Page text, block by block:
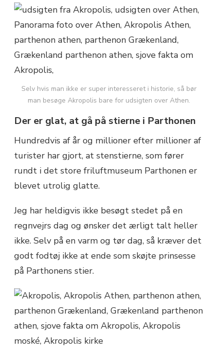
Selv hvis man ikke er super interesseret i historie, så bør
man besøge Akropolis bare for udsigten over Athen.
Der er glat, at gå på stierne i Parthonen
Hundredvis af år og millioner efter millioner af
turister har gjort, at stenstierne, som fører
rundt i det store friluftmuseum Parthonen er
blevet utrolig glatte.
Jeg har heldigvis ikke besøgt stedet på en
regnvejrs dag og ønsker det ærligt talt heller
ikke. Selv på en varm og tør dag, så kræver det
godt fodtøj ikke at ende som skøjte prinsesse
på Parthonens stier.